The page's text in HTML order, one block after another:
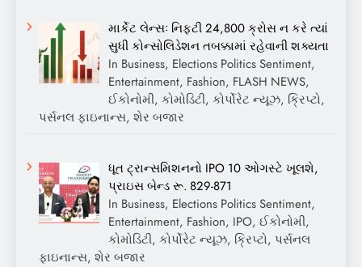
માર્કેટ લેન્સઃ નિફ્ટી 24,800 ક્રોસ ન કરે ત્યાં
સુધી કોન્સોલિડેશન તબક્કામાં રહેવાની શક્યતા
In Business, Elections Politics Sentiment,
Entertainment, Fashion, FLASH NEWS,
ઈકોનોમી, કોમોડિટી, કોર્પોરેટ ન્યૂઝ, ક્રિપ્ટો,
પર્સનલ ફાઇનાન્સ, શેર બજાર
ધૂત ટ્રાન્સમિશનનો IPO 10 ઓગસ્ટે ખૂલશે,
પ્રાઇસ બેન્ડ રૂ. 829-871
In Business, Elections Politics Sentiment,
Entertainment, Fashion, IPO, ઈકોનોમી,
કોમોડિટી, કોર્પોરેટ ન્યૂઝ, ક્રિપ્ટો, પર્સનલ
ફાઇનાન્સ, શેર બજાર